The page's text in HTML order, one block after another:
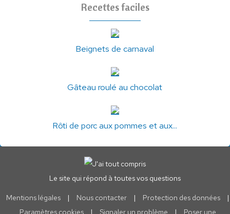
Recettes faciles
Beignets de carnaval
Gâteau roulé au chocolat
Rôti de porc aux pommes et aux...
Le site qui répond à toutes vos questions
Mentions légales | Nous contacter | Protection des données
|
Paramètres cookies
| Signaler un problème | Poser une